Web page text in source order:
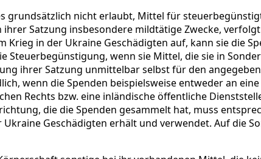
grundsätzlich nicht erlaubt, Mittel für
Satzung insbesondere mildtätige Zwecke,
in der Ukraine Geschädigten auf, kann sie die
Steuerbegünstigung, wenn sie Mittel, die sie in
ihrer Satzung unmittelbar selbst für den
wenn die Spenden beispielsweise entweder an
Rechts bzw. eine inländische öffentliche
die die Spenden gesammelt hat, muss
Geschädigten erhält und verwendet. Auf die